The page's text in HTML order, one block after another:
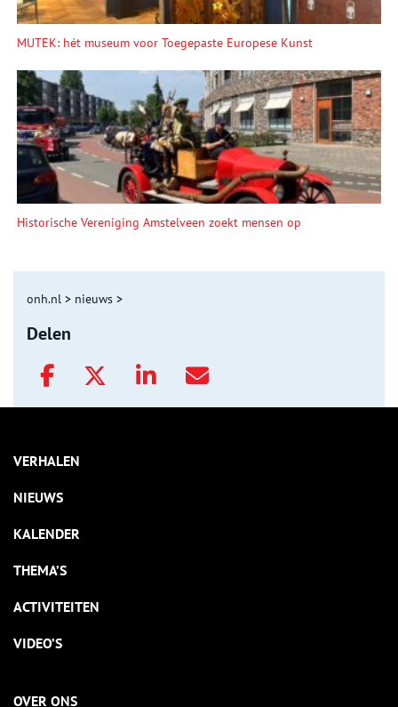
MUTEK: hét museum voor Toegepaste Europese Kunst
Historische Vereniging Amstelveen zoekt mensen op
onh.nl > nieuws >
Delen
VERHALEN
NIEUWS
KALENDER
THEMA’S
ACTIVITEITEN
VIDEO’S
OVER ONS